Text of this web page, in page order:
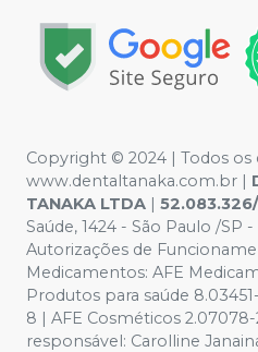
Copyright © 2024 | Todos os
www.dentaltanaka.com.br |
TANAKA LTDA |
Saúde, 1424 - São Paulo /SP
Autorizações de
Medicamentos: AFE
Produtos para saúde
8 | AFE Cosméticos
responsável: Carolline